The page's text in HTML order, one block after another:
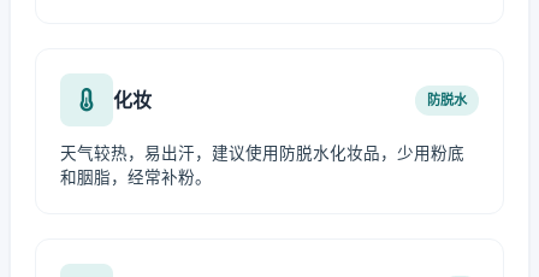
化妆 防脱水
天气较热，易出汗，建议使用防脱水化妆品，少用粉底
和胭脂，经常补粉。